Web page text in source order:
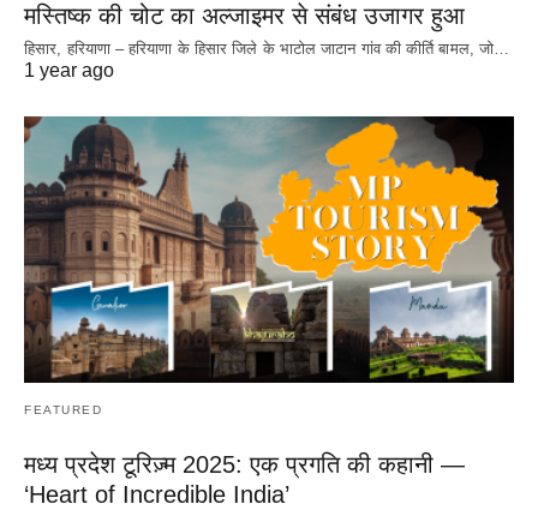
मस्तिष्क की चोट का अल्जाइमर से संबंध उजागर हुआ
हिसार, हरियाणा – हरियाणा के हिसार जिले के भाटोल जाटान गांव की कीर्ति बामल, जो…
1 year ago
FEATURED
मध्य प्रदेश टूरिज़्म 2025: एक प्रगति की कहानी —
‘Heart of Incredible India’